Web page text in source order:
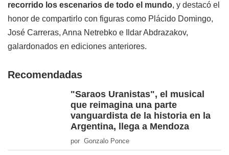
recorrido los escenarios de todo el mundo, y destacó el
honor de compartirlo con figuras como Plácido Domingo,
José Carreras, Anna Netrebko e Ildar Abdrazakov,
galardonados en ediciones anteriores.
Recomendadas
"Saraos Uranistas", el musical
que reimagina una parte
vanguardista de la historia en la
Argentina, llega a Mendoza
por Gonzalo Ponce